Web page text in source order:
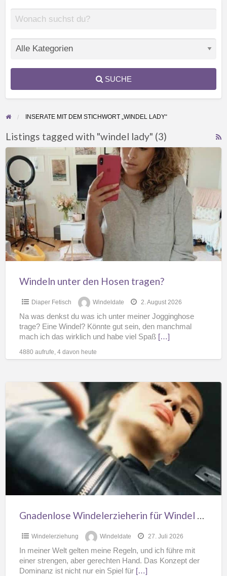
SUCHE
INSERATE MIT DEM STICHWORT „WINDEL LADY“
Listings tagged with "windel lady" (3)
Windeln
unter
den
Hosen
tragen?
Windeln unter den Hosen tragen?
Diaper Fetisch Windeldate 2. August 2026
Na was denkst du was ich unter meiner Jogginghose
trage? Eine Windel? Könnte gut sein, den manchmal
mach ich das wirklich und habe viel Spaß […]
4880 aufrufe, 4 davon heute
Gnadenlose
Windelerzieherin
für
Windel
Männer
Gnadenlose Windelerzieherin für Windel Männer
Windelerziehung Windeldate 27. Juli 2026
In meiner Welt gelten meine Regeln, und ich führe mit
einer strengen, aber gerechten Hand. Das Konzept der
Dominanz ist nicht nur ein Spiel für […]